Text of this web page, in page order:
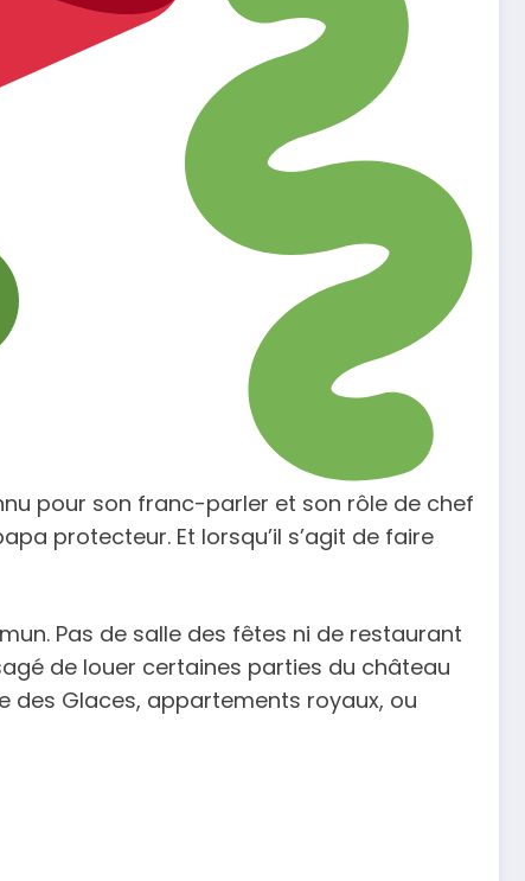
pour son franc-parler et son rôle de chef
protecteur. Et lorsqu’il s’agit de faire
Pas de salle des fêtes ni de restaurant
de louer certaines parties du château
des Glaces, appartements royaux, ou